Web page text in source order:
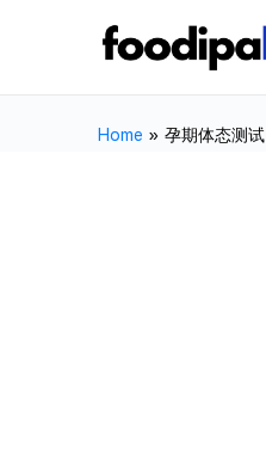
Home » 孕期体态测试